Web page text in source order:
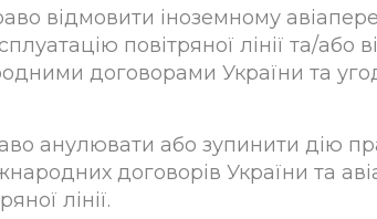
відмовити іноземному
повітряної лінії та/
договорами України та
анулювати або зупинити дію
договорів України та
лінії.